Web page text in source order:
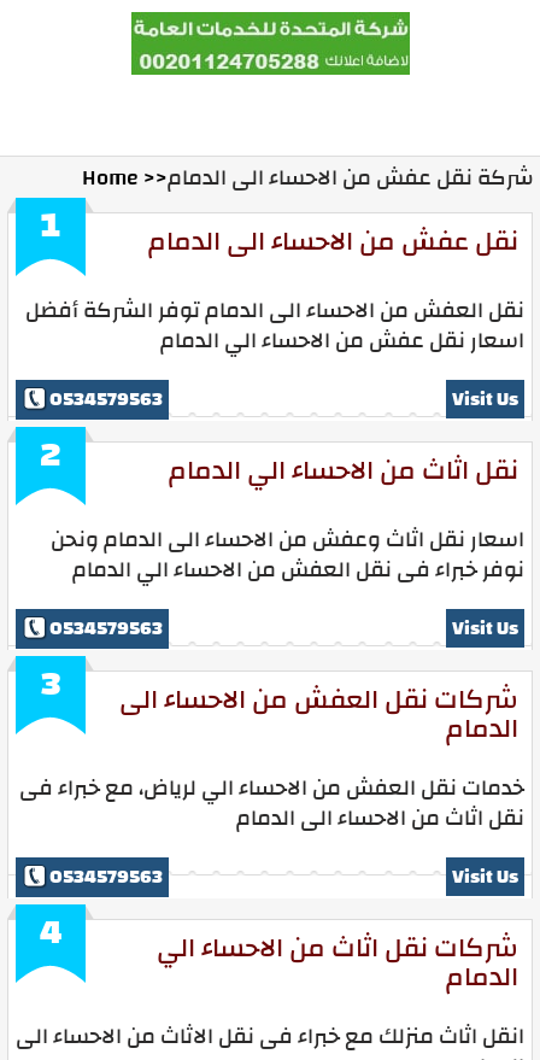
Home >>شركة نقل عفش من الاحساء الى الدمام
1 نقل عفش من الاحساء الى الدمام
نقل العفش من الاحساء الى الدمام توفر الشركة أفضل
اسعار نقل عفش من الاحساء الي الدمام
0534579563 Visit Us
2 نقل اثاث من الاحساء الي الدمام
اسعار نقل اثاث وعفش من الاحساء الى الدمام ونحن
نوفر خبراء فى نقل العفش من الاحساء الي الدمام
0534579563 Visit Us
3 شركات نقل العفش من الاحساء الى
الدمام
خدمات نقل العفش من الاحساء الي لرياض، مع خبراء فى
نقل اثاث من الاحساء الى الدمام
0534579563 Visit Us
4 شركات نقل اثاث من الاحساء الي
الدمام
انقل اثاث منزلك مع خبراء فى نقل الاثاث من الاحساء الى